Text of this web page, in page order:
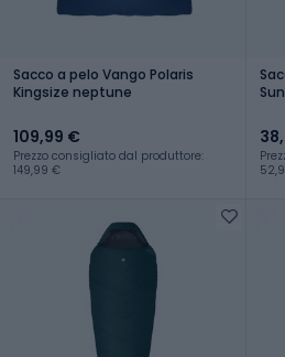
Sacco a pelo Vango Polaris
Kingsize neptune
109,99 €
Prezzo consigliato dal produttore:
149,99 €